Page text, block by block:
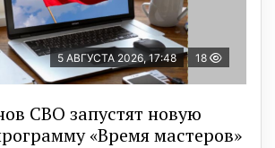
5 АВГУСТА 2026, 17:48 18
СВО запустят новую
«Время мастеров»